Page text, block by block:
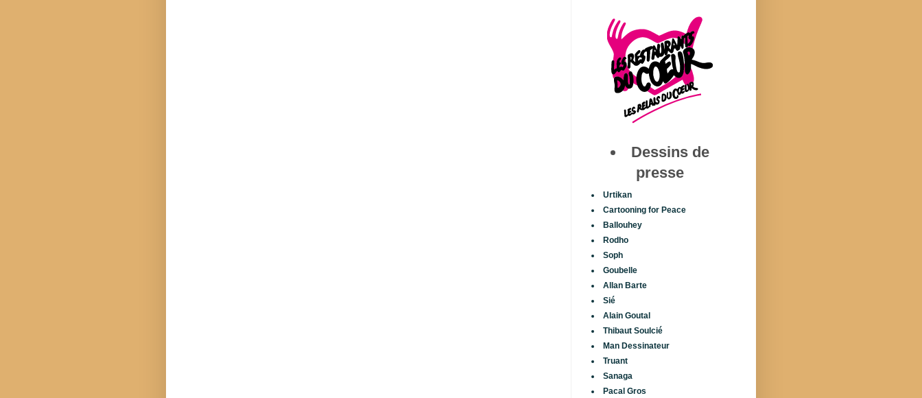
Dessins de
presse
Urtikan
Cartooning for Peace
Ballouhey
Rodho
Soph
Goubelle
Allan Barte
Sié
Alain Goutal
Thibaut Soulcié
Man Dessinateur
Truant
Sanaga
Pacal Gros